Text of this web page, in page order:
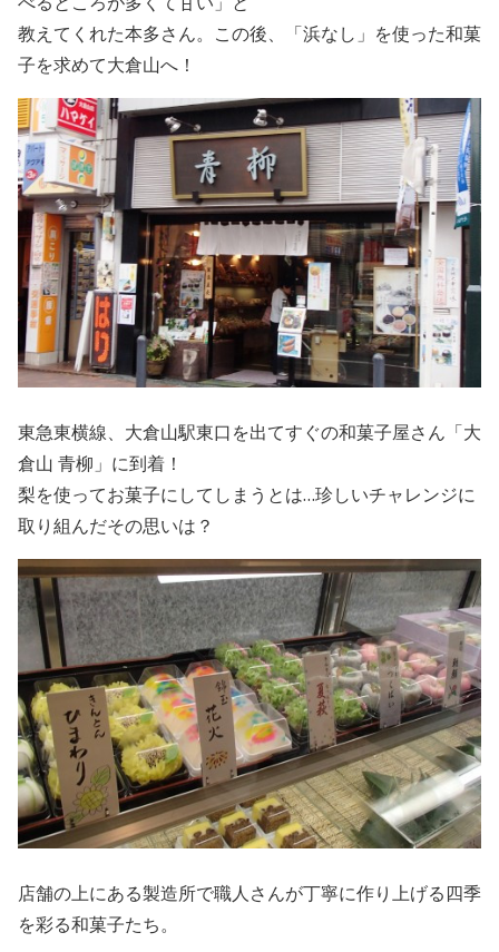
教えてくれた本多さん。この後、「浜なし」を使った和菓
子を求めて大倉山へ！
東急東横線、大倉山駅東口を出てすぐの和菓子屋さん「大
倉山 青柳」に到着！
梨を使ってお菓子にしてしまうとは…珍しいチャレンジに
取り組んだその思いは？
店舗の上にある製造所で職人さんが丁寧に作り上げる四季
を彩る和菓子たち。